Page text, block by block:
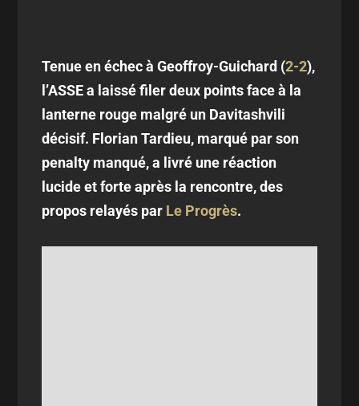
Tenue en échec à Geoffroy-Guichard (2-2),
l’ASSE a laissé filer deux points face à la
lanterne rouge malgré un Davitashvili
décisif. Florian Tardieu, marqué par son
penalty manqué, a livré une réaction
lucide et forte après la rencontre, des
propos relayés par Le Progrès.